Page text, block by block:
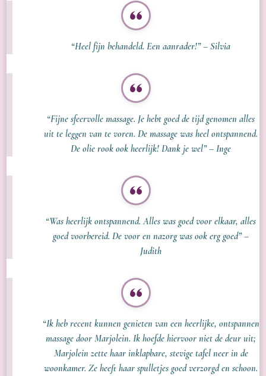
“Heel fijn behandeld. Een aanrader!” – Silvia
“Fijne sfeervolle massage. Je hebt goed de tijd genomen alles
uit te leggen van te voren. De massage was heel ontspannend.
De olie rook ook heerlijk! Dank je wel” – Inge
“Was heerlijk ontspannend. Alles was goed voor elkaar, alles
goed voorbereid. De voor en nazorg was ook erg goed” –
Judith
“Ik heb recent kunnen genieten van een heerlijke, ontspannen
massage door Marjolein. Ik hoefde hiervoor niet de deur uit;
Marjolein zette haar inklapbare, stevige tafel neer in de
woonkamer. Ze heeft haar spulletjes goed verzorgd en schoon.